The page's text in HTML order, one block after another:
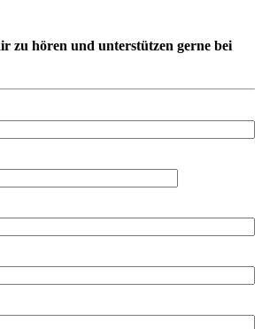
zu hören und unterstützen gerne bei